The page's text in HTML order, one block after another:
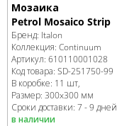
Мозаика
Petrol Mosaico Strip
Бренд: Italon
Коллекция: Continuum
Артикул: 610110001028
Код товара: SD-251750-99
В коробке: 11 шт,
Размер: 300x300 мм
Сроки доставки: 7 - 9 дней
в наличии